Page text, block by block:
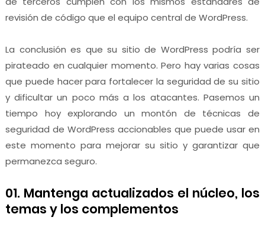
revisión de código que el equipo central de WordPress.
La conclusión es que su sitio de WordPress podría ser
pirateado en cualquier momento. Pero hay varias cosas
que puede hacer para fortalecer la seguridad de su sitio
y dificultar un poco más a los atacantes. Pasemos un
tiempo hoy explorando un montón de técnicas de
seguridad de WordPress accionables que puede usar en
este momento para mejorar su sitio y garantizar que
permanezca seguro.
01. Mantenga actualizados el núcleo, los
temas y los complementos